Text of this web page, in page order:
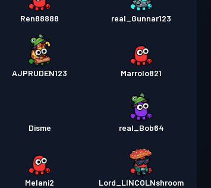
Ren88888 real_Gunnar123
AJPRUDEN123 Marrolo821
Disme real_Bob64
Melani2 Lord_LINCOLNshroom